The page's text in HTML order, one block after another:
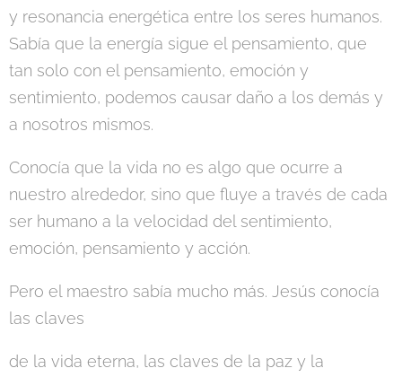
y resonancia energética entre los seres humanos.
Sabía que la energía sigue el pensamiento, que
tan solo con el pensamiento, emoción y
sentimiento, podemos causar daño a los demás y
a nosotros mismos.
Conocía que la vida no es algo que ocurre a
nuestro alrededor, sino que fluye a través de cada
ser humano a la velocidad del sentimiento,
emoción, pensamiento y acción.
Pero el maestro sabía mucho más. Jesús conocía
las claves
de la vida eterna, las claves de la paz y la